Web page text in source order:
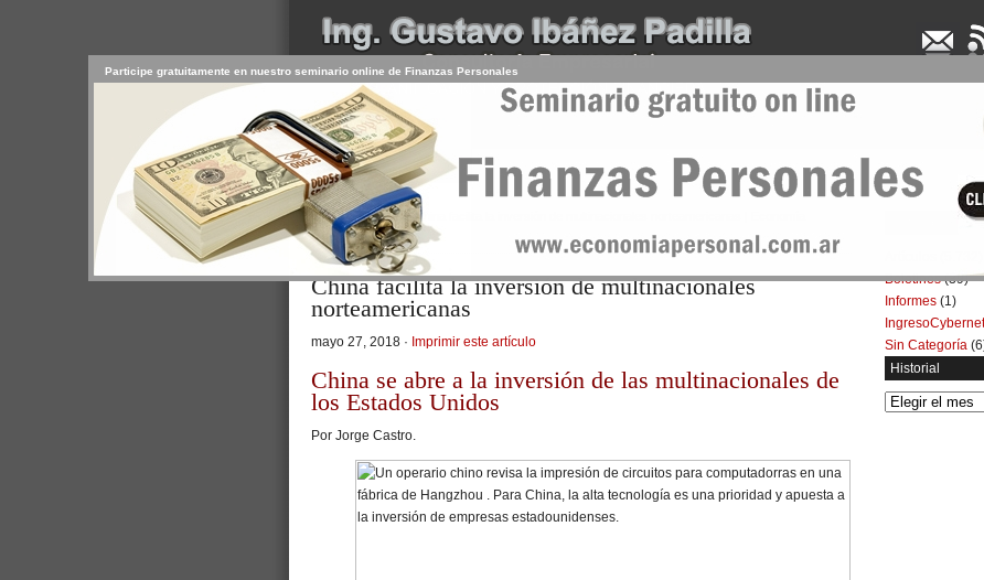
INICIO SERVICIOS
CONTACTO USUARIO
>Inicio/Artículos / China facilita la inversión de multinacionales norteamericanas | Economía
Personal
China facilita la inversión de multinacionales
norteamericanas
mayo 27, 2018 · Imprimir este artículo
China se abre a la inversión de las multinacionales de
los Estados Unidos
Por Jorge Castro.
Participe gratuitamente en nuestro seminario online de Finanzas Personales
Boletines(39)
Informes (1)
Sin Categoría
Historial
Historial